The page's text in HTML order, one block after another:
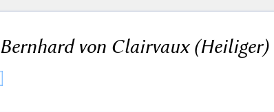
Bernhard von Clairvaux (Heiliger)